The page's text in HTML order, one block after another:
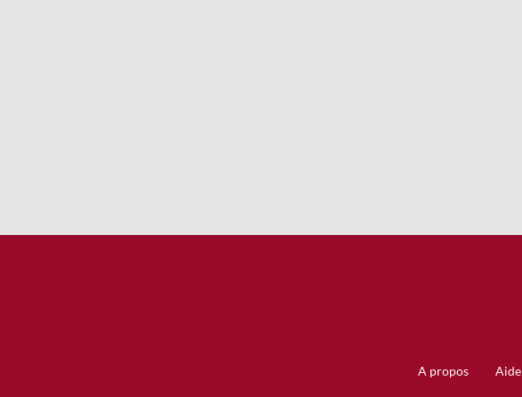
A propos Aide